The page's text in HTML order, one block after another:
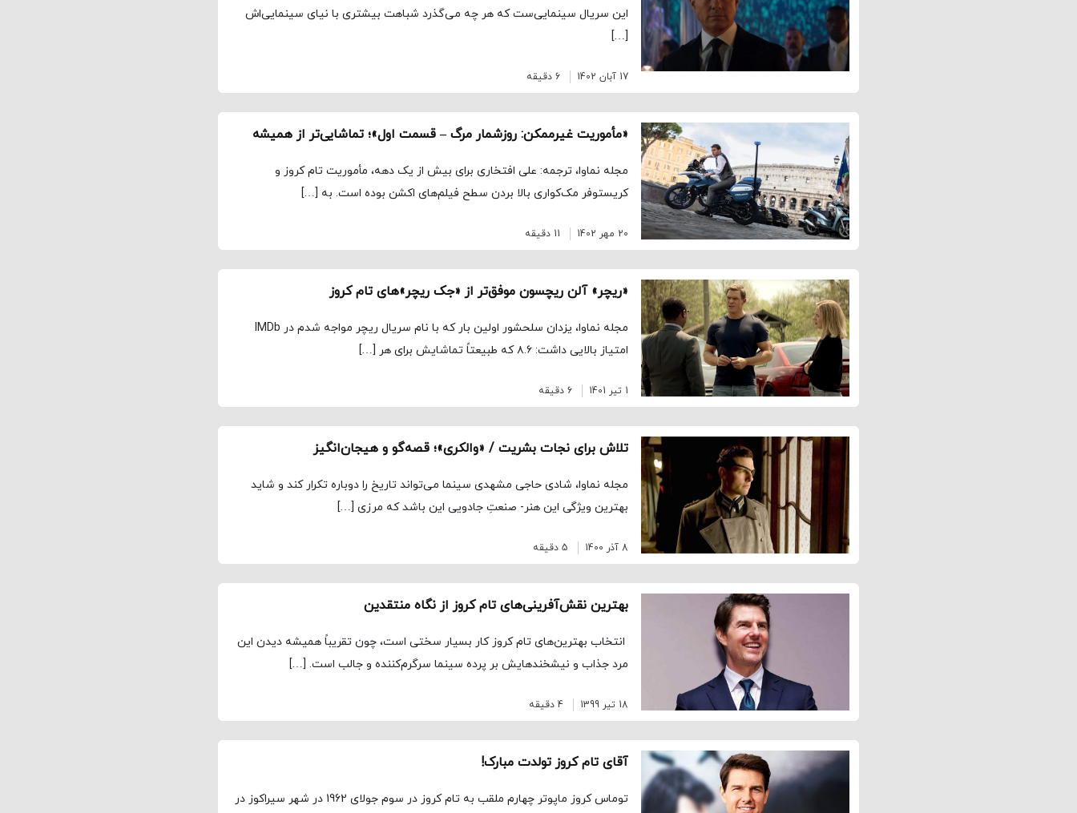
این سریال سینمایی‌ست که هر چه می‌گذرد شباهت بیشتری با نیای سینمایی‌اش
[…]
17 آبان 1402 6 دقیقه
«مأموریت غیرممکن: روزشمار مرگ – قسمت اول»؛ تماشایی‌تر از همیشه
مجله نماوا، ترجمه: علی افتخاری برای بیش از یک دهه، مأموریت تام کروز و
کریستوفر مک‌کواری بالا بردن سطح فیلم‌های اکشن بوده است. به […]
20 مهر 1402 11 دقیقه
«ریچر» آلن ریچسون موفق‌تر از «جک ریچر»های تام کروز
مجله نماوا، یزدان سلحشور اولین بار که با نام سریال ریچر مواجه شدم در IMDb
امتیاز بالایی داشت: ۸.۶ که طبیعتاً تماشایش برای هر […]
1 تیر 1401 6 دقیقه
تلاش برای نجات بشریت / «والکری»؛ قصه‌گو و هیجان‌انگیز
مجله نماوا، شادی حاجی مشهدی سینما می‌تواند تاریخ را دوباره تکرار کند و شاید
بهترین ویژگی این هنر- صنعتِ جادویی این باشد که مرزی […]
8 آذر 1400 5 دقیقه
بهترین نقش‌آفرینی‌های تام کروز از نگاه منتقدین
انتخاب بهترین‌های تام کروز کار بسیار سختی است، چون تقریباً همیشه دیدن این
مرد جذاب و نیشخندهایش بر پرده سینما سرگرم‌کننده و جالب است. […]
18 تیر 1399 4 دقیقه
آقای تام کروز تولدت مبارک!
توماس کروز ماپوتر چهارم ملقب به تام کروز در سوم جولای 1962 در شهر سیراکوز در